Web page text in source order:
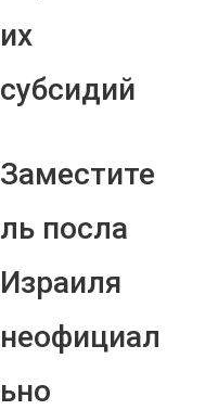
их
субсидий
Заместите
ль посла
Израиля
неофициал
ьно